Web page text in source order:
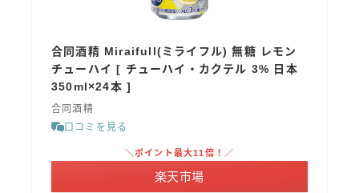
オリオンビール
合同酒精 Miraifull(ミライフル) 無糖 レモン
チューハイ [ チューハイ・カクテル 3% 日本
350ml×24本 ]
合同酒精
口コミを見る
＼ポイント最大11倍！／
楽天市場